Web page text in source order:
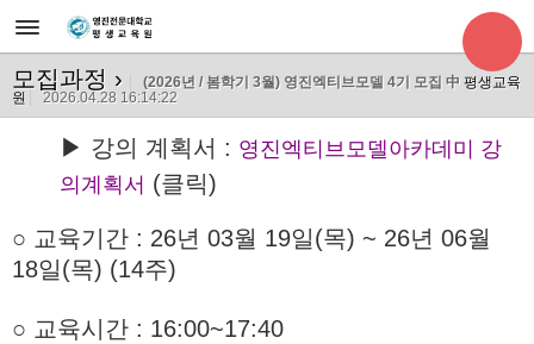
모집과정 › (2026년 / 봄학기 3월) 영진엑티브모델 4기 모집 中 평생교육
원
2026.04.28 16:14:22
▶ 강의 계획서 : 영진엑티브모델아카데미 강
의계획서 (클릭)
○ 교육기간 : 26년 03월 19일(목) ~ 26년 06월
18일(목) (14주)
○ 교육시간 : 16:00~17:40